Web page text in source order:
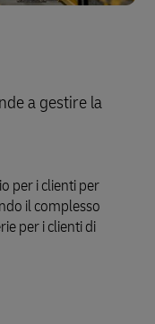
a gestire la
per i clienti per
il complesso
per i clienti di